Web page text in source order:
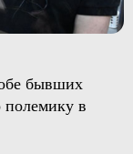
бывших
полемику в